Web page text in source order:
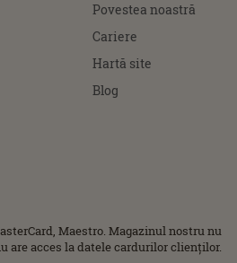
Povestea noastră
Cariere
Hartă site
Blog
Maestro. Magazinul nostru nu
are acces la datele cardurilor clienților.